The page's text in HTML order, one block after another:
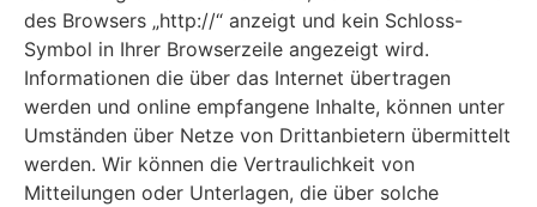
des Browsers „http://“ anzeigt und kein Schloss-
Symbol in Ihrer Browserzeile angezeigt wird.
Informationen die über das Internet übertragen
werden und online empfangene Inhalte, können unter
Umständen über Netze von Drittanbietern übermittelt
werden. Wir können die Vertraulichkeit von
Mitteilungen oder Unterlagen, die über solche